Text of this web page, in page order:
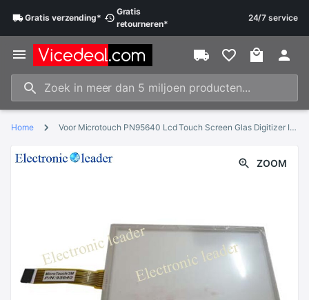
Gratisverzending*
Gratis
retourneren*
24/7 service
Home Voor Microtouch PN95640 Lcd Touch Screen Glas Digitizer Industriële Computer Accessoires
ZOOM